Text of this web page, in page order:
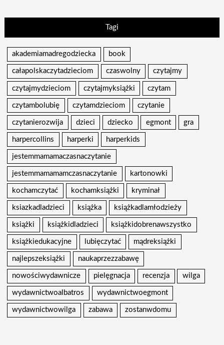
Tagi
akademiamadregodziecka book
całapolskaczytadzieciom czaswolny czytajmy
czytajmydzieciom czytajmyksiążki czytam
czytambolubię czytamdzieciom czytanie
czytanierozwija dzieci dziecko egmont gra
harpercollins harperki harperkids
jestemmamamaczasnaczytanie
jestemmamamamczasnaczytanie kartonowki
kochamczytać kochamksiążki kryminał
ksiazkadladzieci książka książkadlamłodzieży
książki książkidladzieci książkidobrenawszystko
książkiedukacyjne lubięczytać mądreksiążki
najlepszeksiążki naukaprzezzabawę
nowościwydawnicze pielęgnacja recenzja wilga
wydawnictwoalbatros wydawnictwoegmont
wydawnictwowilga zabawa zostanwdomu